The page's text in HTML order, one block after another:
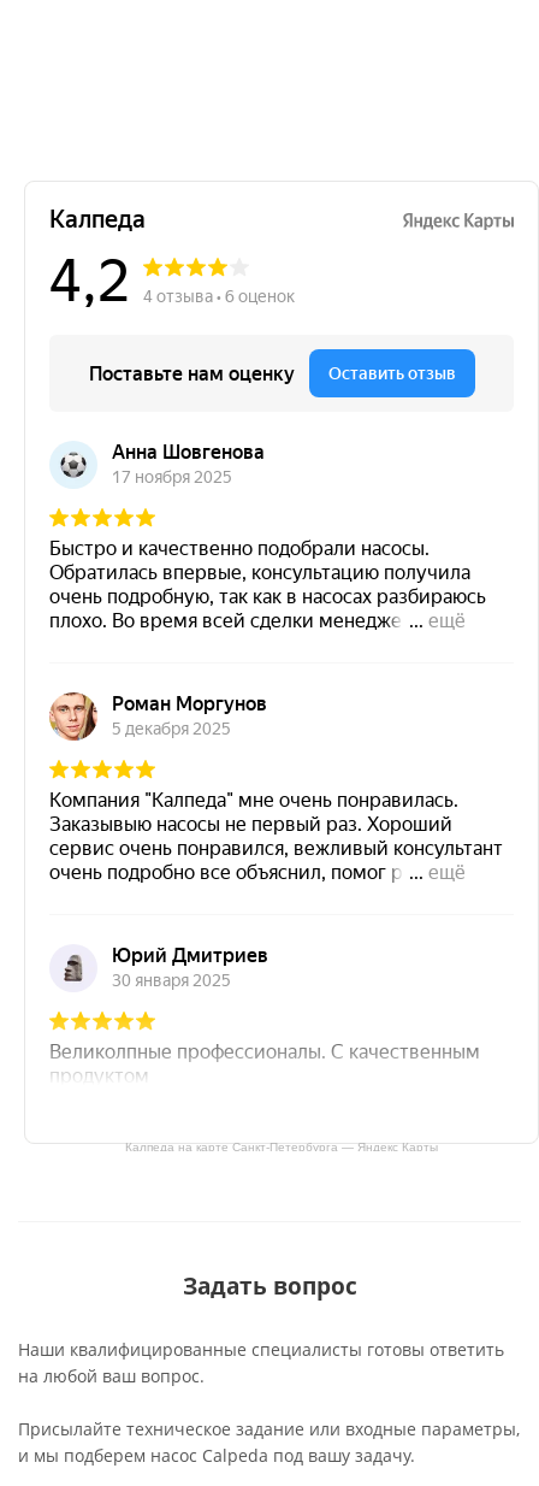
Калпеда на карте Санкт‑Петербурга — Яндекс Карты
Задать вопрос
Наши квалифицированные специалисты готовы ответить
на любой ваш вопрос.
Присылайте техническое задание или входные параметры,
и мы подберем насос Calpeda под вашу задачу.